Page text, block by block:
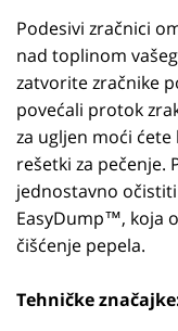
Podesivi zračnici
nad toplinom
zatvorite zračnike
povećali protok
za ugljen moći
rešetki za pečenje.
jednostavno
EasyDump™, koja
čišćenje pepela.
Tehničke